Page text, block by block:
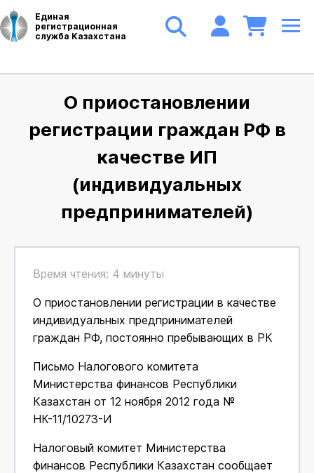
Единая
регистрационная
служба Казахстана
О приостановлении
регистрации граждан РФ в
качестве ИП
(индивидуальных
предпринимателей)
Время чтения: 4 минуты
О приостановлении регистрации в качестве
индивидуальных предпринимателей
граждан РФ, постоянно пребывающих в РК
Письмо Налогового комитета
Министерства финансов Республики
Казахстан от 12 ноября 2012 года №
НК-11/10273-И
Налоговый комитет Министерства
финансов Республики Казахстан сообщает